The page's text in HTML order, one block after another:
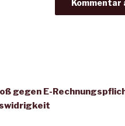
gegen E-